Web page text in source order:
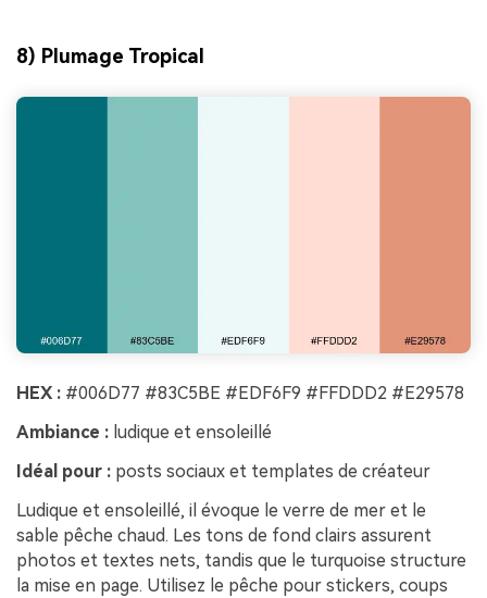
8) Plumage Tropical
HEX : #006D77 #83C5BE #EDF6F9 #FFDDD2 #E29578
Ambiance : ludique et ensoleillé
Idéal pour : posts sociaux et templates de créateur
Ludique et ensoleillé, il évoque le verre de mer et le
sable pêche chaud. Les tons de fond clairs assurent
photos et textes nets, tandis que le turquoise structure
la mise en page. Utilisez le pêche pour stickers, coups